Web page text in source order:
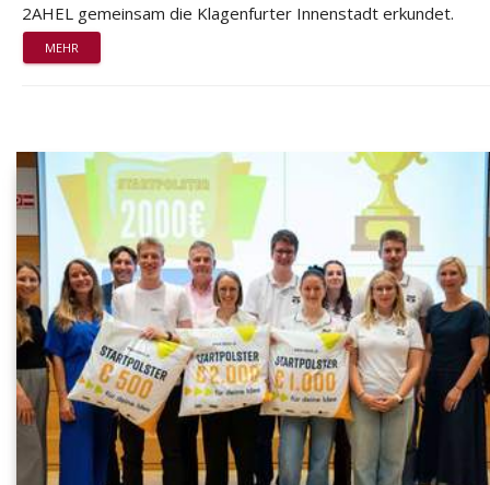
2AHEL gemeinsam die Klagenfurter Innenstadt erkundet.
MEHR